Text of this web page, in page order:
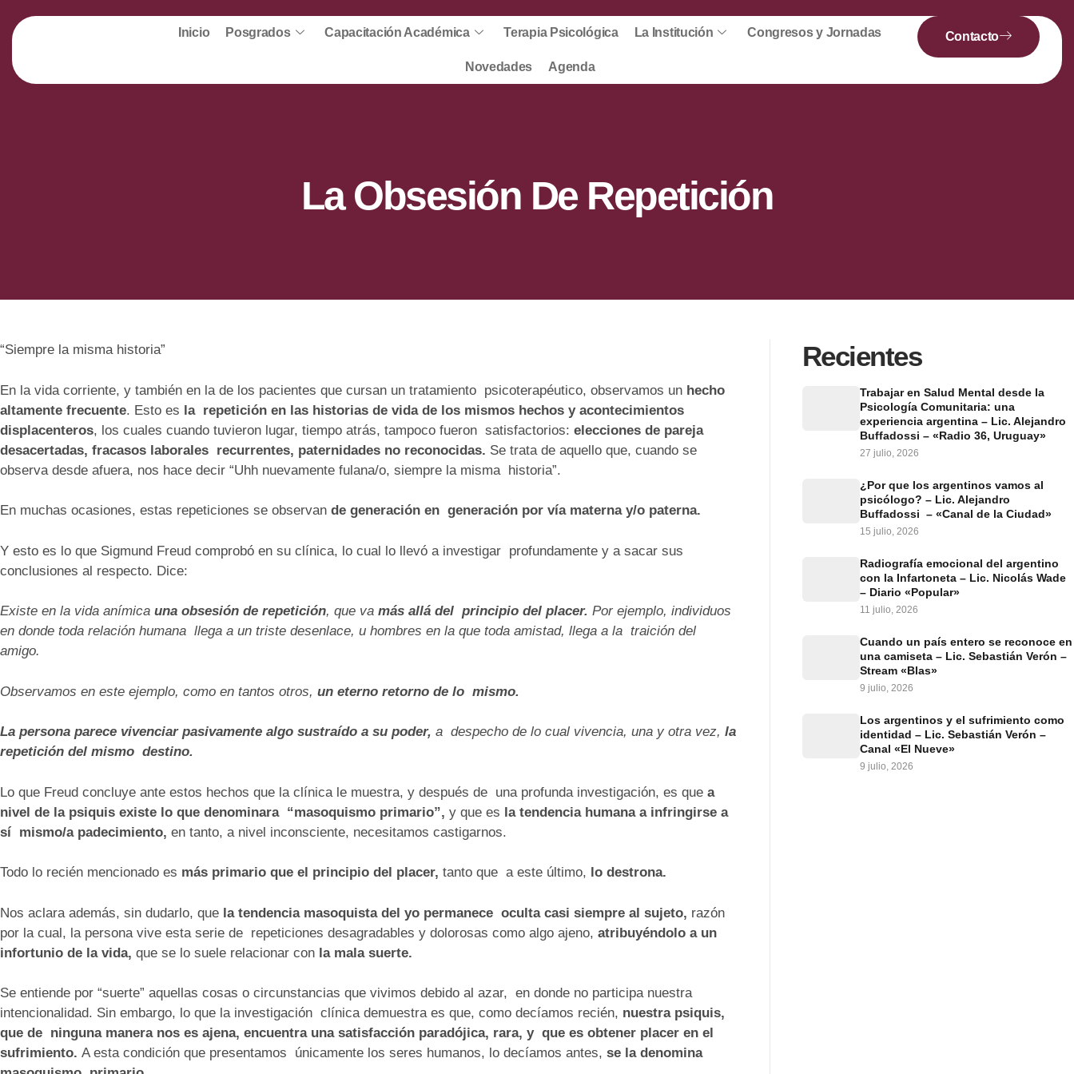
Inicio Posgrados Capacitación Académica Terapia Psicológica La Institución Congresos y Jornadas
Novedades Agenda
Contacto
La Obsesión De Repetición
“Siempre la misma historia”
En la vida corriente, y también en la de los pacientes que cursan un tratamiento psicoterapéutico, observamos un hecho
altamente frecuente. Esto es la repetición en las historias de vida de los mismos hechos y acontecimientos
displacenteros, los cuales cuando tuvieron lugar, tiempo atrás, tampoco fueron satisfactorios: elecciones de pareja
desacertadas, fracasos laborales recurrentes, paternidades no reconocidas. Se trata de aquello que, cuando se
observa desde afuera, nos hace decir “Uhh nuevamente fulana/o, siempre la misma historia”.
En muchas ocasiones, estas repeticiones se observan de generación en generación por vía materna y/o paterna.
Y esto es lo que Sigmund Freud comprobó en su clínica, lo cual lo llevó a investigar profundamente y a sacar sus
conclusiones al respecto. Dice:
Existe en la vida anímica una obsesión de repetición, que va más allá del principio del placer. Por ejemplo, individuos
en donde toda relación humana llega a un triste desenlace, u hombres en la que toda amistad, llega a la traición del
amigo.
Observamos en este ejemplo, como en tantos otros, un eterno retorno de lo mismo.
La persona parece vivenciar pasivamente algo sustraído a su poder, a despecho de lo cual vivencia, una y otra vez, la
repetición del mismo destino.
Lo que Freud concluye ante estos hechos que la clínica le muestra, y después de una profunda investigación, es que a
nivel de la psiquis existe lo que denominara “masoquismo primario”, y que es la tendencia humana a infringirse a
sí mismo/a padecimiento, en tanto, a nivel inconsciente, necesitamos castigarnos.
Todo lo recién mencionado es más primario que el principio del placer, tanto que a este último, lo destrona.
Nos aclara además, sin dudarlo, que la tendencia masoquista del yo permanece oculta casi siempre al sujeto, razón
por la cual, la persona vive esta serie de repeticiones desagradables y dolorosas como algo ajeno, atribuyéndolo a un
infortunio de la vida, que se lo suele relacionar con la mala suerte.
Se entiende por “suerte” aquellas cosas o circunstancias que vivimos debido al azar, en donde no participa nuestra
intencionalidad. Sin embargo, lo que la investigación clínica demuestra es que, como decíamos recién, nuestra psiquis,
que de ninguna manera nos es ajena, encuentra una satisfacción paradójica, rara, y que es obtener placer en el
sufrimiento. A esta condición que presentamos únicamente los seres humanos, lo decíamos antes, se la denomina
Recientes
Trabajar en Salud Mental desde la
Psicología Comunitaria: una
experiencia argentina – Lic. Alejandro
Buffadossi – «Radio 36, Uruguay»
27 julio, 2026
¿Por que los argentinos vamos al
psicólogo? – Lic. Alejandro
Buffadossi – «Canal de la Ciudad»
15 julio, 2026
Radiografía emocional del argentino
con la Infartoneta – Lic. Nicolás Wade
– Diario «Popular»
11 julio, 2026
Cuando un país entero se reconoce en
una camiseta – Lic. Sebastián Verón –
Stream «Blas»
9 julio, 2026
Los argentinos y el sufrimiento como
identidad – Lic. Sebastián Verón –
Canal «El Nueve»
9 julio, 2026